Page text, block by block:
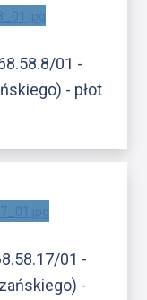
01 -
- płot
01 -
-